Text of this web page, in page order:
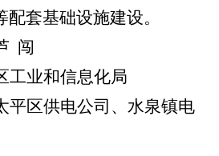
配套基础设施建设。
闯
工业和信息化局
平区供电公司、水泉镇电